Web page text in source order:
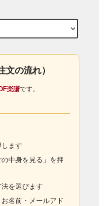
文の流れ）
楽譜です。
します
中身を見る」を押
を選びます
お名前・メールアド